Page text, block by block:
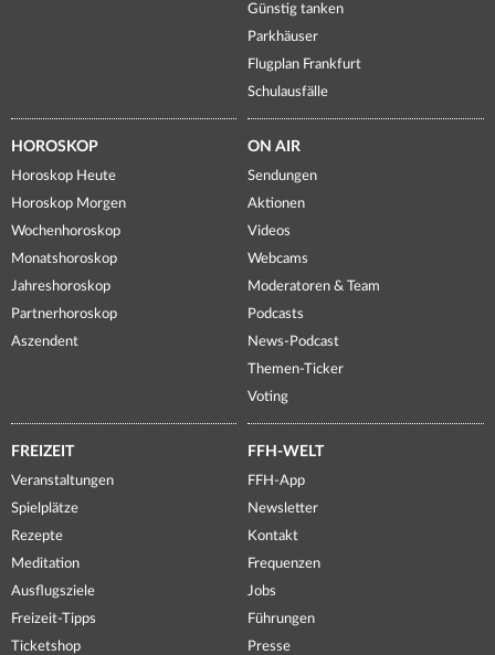
Günstig tanken
Parkhäuser
Flugplan Frankfurt
Schulausfälle
HOROSKOP
Horoskop Heute
Horoskop Morgen
Wochenhoroskop
Monatshoroskop
Jahreshoroskop
Partnerhoroskop
Aszendent
ON AIR
Sendungen
Aktionen
Videos
Webcams
Moderatoren & Team
Podcasts
News-Podcast
Themen-Ticker
Voting
FREIZEIT
Veranstaltungen
Spielplätze
Rezepte
Meditation
Ausflugsziele
Freizeit-Tipps
Ticketshop
FFH-WELT
FFH-App
Newsletter
Kontakt
Frequenzen
Jobs
Führungen
Presse